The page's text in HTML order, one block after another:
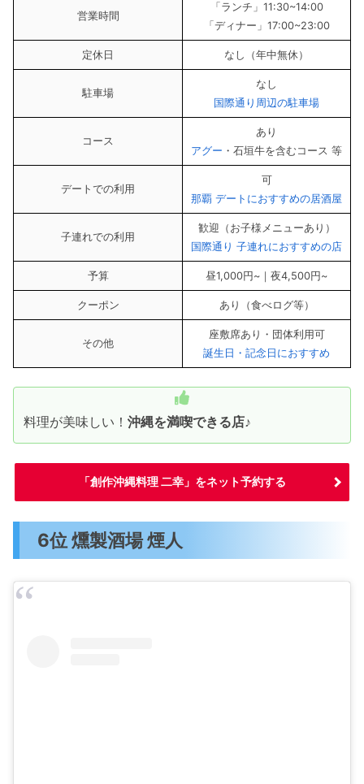
営業時間
「ランチ」11:30~14:00
「ディナー」17:00~23:00
定休日 なし（年中無休）
駐車場
なし
国際通り周辺の駐車場
コース
あり
アグー ・石垣牛を含むコース 等
デートでの利用
可
那覇 デートにおすすめの居酒屋
子連れでの利用
歓迎（お子様メニューあり）
国際通り 子連れにおすすめの店
予算 昼1,000円~｜夜4,500円~
クーポン あり（食べログ等）
その他
座敷席あり・団体利用可
誕生日・記念日におすすめ
料理が美味しい！ 沖縄を満喫できる店♪
「創作沖縄料理 二幸」をネット予約する
6位 燻製酒場 煙人